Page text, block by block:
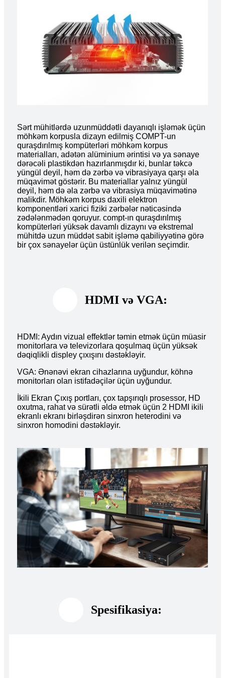
Sərt mühitlərdə uzunmüddətli dayanıqlı işləmək üçün
möhkəm korpusla dizayn edilmiş COMPT-un
quraşdırılmış kompüterləri möhkəm korpus
materialları, adətən alüminium ərintisi və ya sənaye
dərəcəli plastikdən hazırlanmışdır ki, bunlar təkcə
yüngül deyil, həm də zərbə və vibrasiyaya qarşı əla
müqavimət göstərir. Bu materiallar yalnız yüngül
deyil, həm də əla zərbə və vibrasiya müqavimətinə
malikdir. Möhkəm korpus daxili elektron
komponentləri xarici fiziki zərbələr nəticəsində
zədələnmədən qoruyur. compt-ın quraşdırılmış
kompüterləri yüksək davamlı dizaynı və ekstremal
mühitdə uzun müddət sabit işləmə qabiliyyətinə görə
bir çox sənayelər üçün üstünlük verilən seçimdir.
HDMI və VGA:
HDMI: Aydın vizual effektlər təmin etmək üçün müasir
monitorlara və televizorlara qoşulmaq üçün yüksək
dəqiqlikli displey çıxışını dəstəkləyir.
VGA: Ənənəvi ekran cihazlarına uyğundur, köhnə
monitorları olan istifadəçilər üçün uyğundur.
İkili Ekran Çıxış portları, çox tapşırıqlı prosessor, HD
oxutma, rahat və sürətli əldə etmək üçün 2 HDMI ikili
ekranlı ekranı birləşdirən sinxron heterodini və
sinxron homodini dəstəkləyir.
Spesifikasiya: